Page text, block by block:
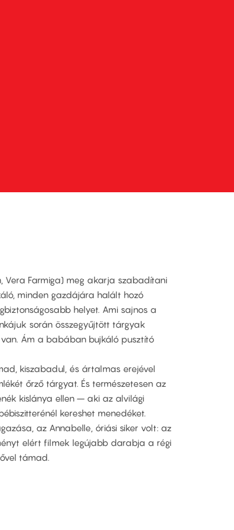
Vera Farmiga) meg akarja szabadítani
minden gazdájára halált hozó
helyet. Ami sajnos a
során összegyűjtött tárgyak
Ám a babában bujkáló pusztító
kiszabadul, és ártalmas erejével
őrző tárgyat. És természetesen az
kislánya ellen – aki az alvilági
kereshet menedéket.
az Annabelle, óriási siker volt: az
elért filmek legújabb darabja a régi
támad.